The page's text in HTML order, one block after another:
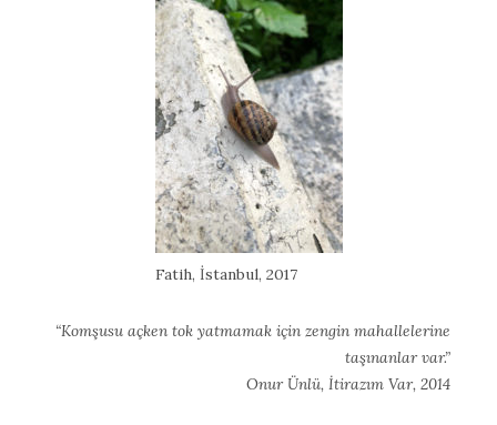
Fatih, İstanbul, 2017
“Komşusu açken tok yatmamak için zengin mahallelerine
taşınanlar var.”
Onur Ünlü, İtirazım Var, 2014